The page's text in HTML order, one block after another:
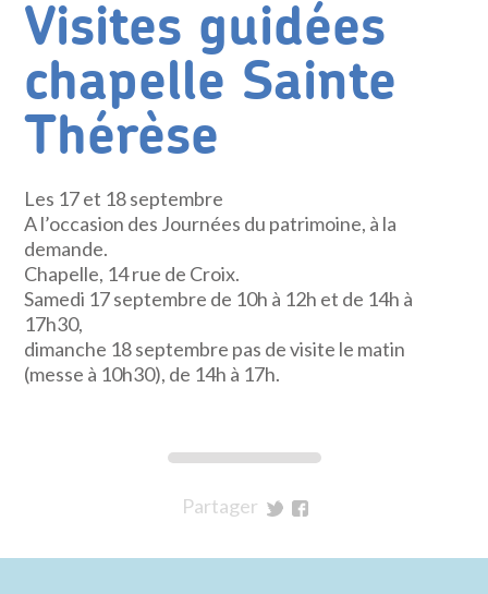
Visites guidées
chapelle Sainte
Thérèse
Les 17 et 18 septembre
A l’occasion des Journées du patrimoine, à la
demande.
Chapelle, 14 rue de Croix.
Samedi 17 septembre de 10h à 12h et de 14h à
17h30,
dimanche 18 septembre pas de visite le matin
(messe à 10h30), de 14h à 17h.
Partager
Twitter
Facebook